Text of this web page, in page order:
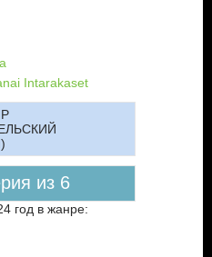
Intarakaset
из 6
год в жанре: